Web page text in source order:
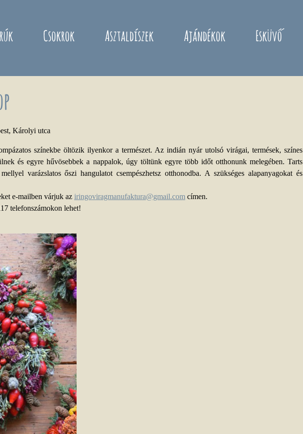
Csokrok Asztaldíszek Ajándékok Esküvő
Károlyi utca
színekbe öltözik ilyenkor a természet. Az indián nyár utolsó virágai, termések, színes
és egyre hűvösebbek a nappalok, úgy töltünk egyre több időt otthonunk melegében. Tarts
varázslatos őszi hangulatot csempészhetsz otthonodba. A szükséges alapanyagokat és
e-mailben várjuk az iringoviragmanufaktura@gmail.com címen.
telefonszámokon lehet!